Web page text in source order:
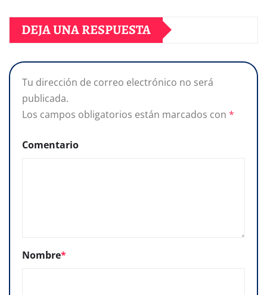
DEJA UNA RESPUESTA
Tu dirección de correo electrónico no será
publicada.
Los campos obligatorios están marcados con *
Comentario
Nombre*